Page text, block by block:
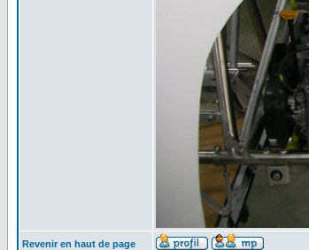
Revenir en haut de page